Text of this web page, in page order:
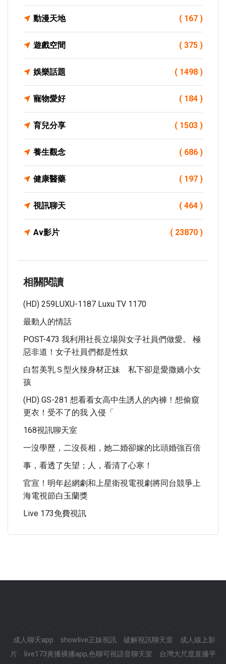
動漫天地 ( 167 )
遊戲空間 ( 375 )
娛樂話題 ( 1498 )
寵物愛好 ( 184 )
育兒分享 ( 1503 )
養生觀念 ( 686 )
健康醫藥 ( 197 )
視訊聊天 ( 464 )
Av影片 ( 23870 )
相關閱讀
(HD) 259LUXU-1187 Luxu TV 1170
最動人的情話
POST-473 我利用社長立場與女子社員們做愛。 極
惡非道！女子社員們都是性奴
白皙美乳Ｓ型火辣身材正妹 私下卻是愛撒嬌小女
孩
(HD) GS-281 想看看女高中生誘人的內褲！想偷窺
更衣！受不了的我 入侵「
168視訊聊天室
一沒學歷，二沒長相，她二婚卻嫁的比頭婚強百倍
事，看透了失望；人，看清了心寒！
官宣！明年起網劇和上星衛視電視劇將同台競爭上
海電視節白玉蘭獎
Live 173免費視訊
成人聊天app
showlive正妹視訊 破解視訊聊天室
成人線上影
片
live173黃播裸播app,色聊可視語音聊天室 台灣大尺度直播平